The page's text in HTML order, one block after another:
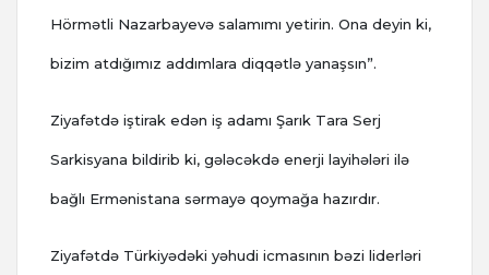
Hörmətli Nazarbayevə salamımı yetirin. Ona deyin ki,
bizim atdığımız addımlara diqqətlə yanaşsın”.
Ziyafətdə iştirak edən iş adamı Şarık Tara Serj
Sarkisyana bildirib ki, gələcəkdə enerji layihələri ilə
bağlı Ermənistana sərmayə qoymağa hazırdır.
Ziyafətdə Türkiyədəki yəhudi icmasının bəzi liderləri